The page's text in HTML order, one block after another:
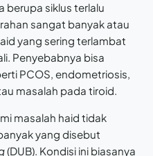
berupa siklus terlalu
sangat banyak atau
yang sering terlambat
Penyebabnya bisa
PCOS, endometriosis,
masalah pada tiroid.
masalah haid tidak
yang disebut
(DUB). Kondisi ini biasanya